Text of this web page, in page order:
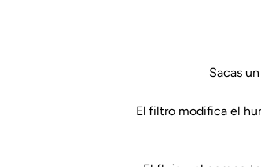
Sacas
El filtro modifica el